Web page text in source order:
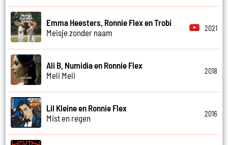
Emma Heesters, Ronnie Flex en Trobi
Meisje zonder naam
2021
Ali B, Numidia en Ronnie Flex
Meli Meli
2018
Lil Kleine en Ronnie Flex
Mist en regen
2016